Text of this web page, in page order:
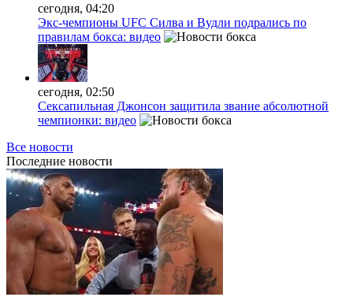
сегодня, 04:20
Экс-чемпионы UFC Силва и Вудли подрались по
правилам бокса: видео
сегодня, 02:50
Сексапильная Джонсон защитила звание абсолютной
чемпионки: видео
Все новости
Последние новости